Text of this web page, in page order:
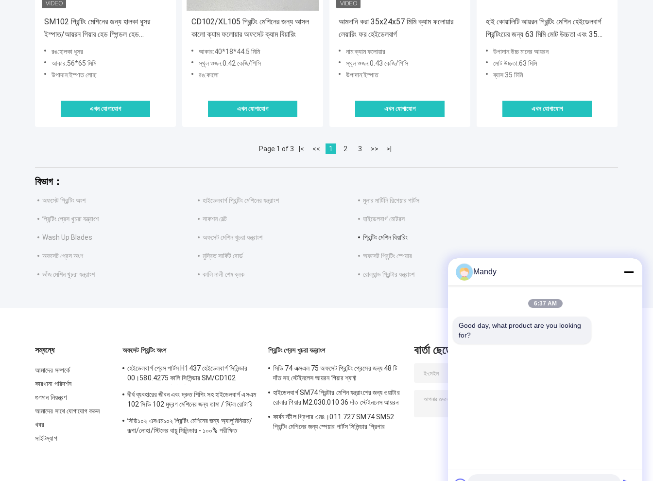
SM102 প্রিন্টিং মেশিনের জন্য হালকা ধূসর
ইস্পাত/আয়রন গিয়ার হেড স্পিন্ডল হেড
রঙ:হালকা ধূসর
আকার:56*65 মিমি
উপাদান:ইস্পাত লোহা
এখন যোগাযোগ
CD102/XL105 প্রিন্টিং মেশিনের জন্য আসল
কালো ক্যাম ফলোয়ার অফসেট ক্যাম বিয়ারিং
আকার:40*18*44.5 মিমি
স্থূল ওজন:0.42 কেজি/পিসি
রঙ:কালো
এখন যোগাযোগ
আমদানি করা 35x24x57 মিমি ক্যাম ফলোয়ার
লেয়ারিং ফর হেইডেলবার্গ
নাম:ক্যাম ফলোয়ার
স্থূল ওজন:0.43 কেজি/পিসি
উপাদান:ইস্পাত
এখন যোগাযোগ
হাই কোয়ালিটি আয়রন প্রিন্টিং মেশিন হেইডেলবার্গ
প্রিন্টিংয়ের জন্য 63 মিমি মোট উচ্চতা এবং 35
মিমি ব্যাসের সাথে
উপাদান:উচ্চ মানের আয়রন
মোট উচ্চতা:63 মিমি
ব্যাস:35 মিমি
এখন যোগাযোগ
Page 1 of 3 |< << 1 2 3 >> >|
বিভাগ：
অফসেট প্রিন্টিং অংশ হাইডেলবার্গ প্রিন্টিং মেশিনের যন্ত্রাংশ মুলার মার্টিনি রিপেয়ার পার্টস
প্রিন্টিং প্রেস খুচরা যন্ত্রাংশ সাকশন বেল্ট হাইডেলবার্গ মোটরস
Wash Up Blades অফসেট মেশিন খুচরা যন্ত্রাংশ প্রিন্টিং মেশিন বিয়ারিং
অফসেট প্রেস অংশ মুদ্রিত সার্কিট বোর্ড অফসেট প্রিন্টিং স্পেয়ার
ভাঁজ মেশিন খুচরা যন্ত্রাংশ কালি নালী শেষ ব্লক রোল্যান্ড প্রিন্টার যন্ত্রাংশ
সম্বন্ধে
আমাদের সম্পর্কে
কারখানা পরিদর্শন
গুণমান নিয়ন্ত্রণ
আমাদের সাথে যোগাযোগ করুন
খবর
সাইটম্যাপ
অফসেট প্রিন্টিং অংশ
হেইডেলবার্গ প্রেস পার্টস H1437 হেইডেলবার্গ সিলিন্ডার
00।580.4275 কালি সিলিন্ডার SM/CD102
দীর্ঘ ব্যবহারের জীবন এবং দ্রুত শিপিং সহ হাইডেলবার্গ এসএম
102 সিডি 102 মুদ্রণ মেশিনের জন্য তামা / স্টিল রোটারি
সিডি১০২ এসএম১০২ প্রিন্টিং মেশিনের জন্য অ্যালুমিনিয়াম/
রূপা/লোহা/স্টিলের বায়ু সিলিন্ডার - ১০০% পরীক্ষিত
প্রিন্টিং প্রেস খুচরা যন্ত্রাংশ
সিডি 74 এক্সএল 75 অফসেট প্রিন্টিং প্রেসের জন্য 48 টি
দাঁত সহ স্টেইনলেস আয়রন গিয়ার শ্যাফ্ট
হাইডেলবার্গ SM74 প্রিন্টার মেশিন যন্ত্রাংশের জন্য ওয়াটার
রোলার গিয়ার M2.030.010 36 দাঁত স্টেইনলেস আয়রন
কার্বন স্টীল গ্রিপার এম৪।011.727 SM74 SM52
প্রিন্টিং মেশিনের জন্য স্পেয়ার পার্টস সিলিন্ডার গ্রিপার
বার্তা ছেড়ে
Mandy
6:37 AM
Good day, what product are you looking
for?